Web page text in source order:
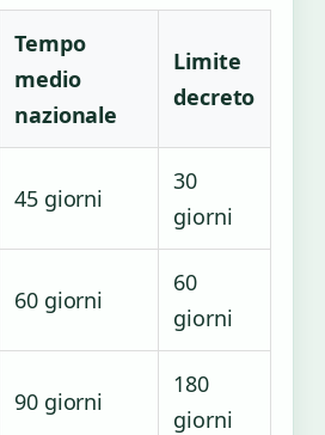
Tempo
medio
nazionale
Limite
decreto
45 giorni
30
giorni
60 giorni
60
giorni
90 giorni
180
giorni